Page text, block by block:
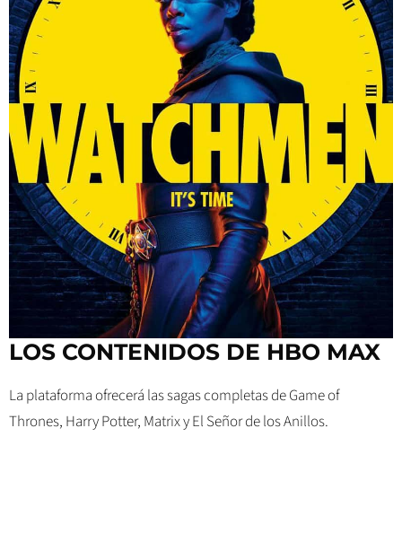
LOS CONTENIDOS DE HBO MAX
La plataforma ofrecerá las sagas completas de Game of
Thrones, Harry Potter, Matrix y El Señor de los Anillos.